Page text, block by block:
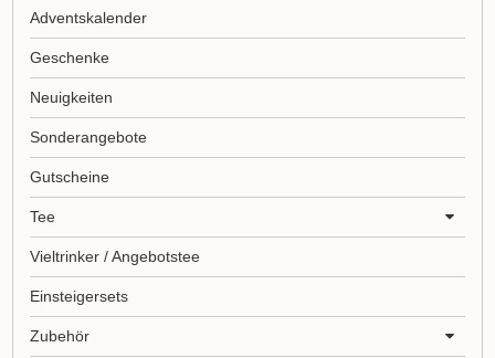
Adventskalender
Geschenke
Neuigkeiten
Sonderangebote
Gutscheine
Tee
Vieltrinker / Angebotstee
Einsteigersets
Zubehör